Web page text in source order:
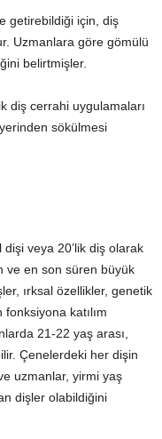
getirebildiği için, diş
Uzmanlara göre gömülü
belirtmişler.
diş cerrahi uygulamaları
sökülmesi
dişi veya 20’lik diş olarak
ve en son süren büyük
ırksal özellikler, genetik
katılım
21-22 yaş arası,
Çenelerdeki her dişin
uzmanlar, yirmi yaş
dişler olabildiğini